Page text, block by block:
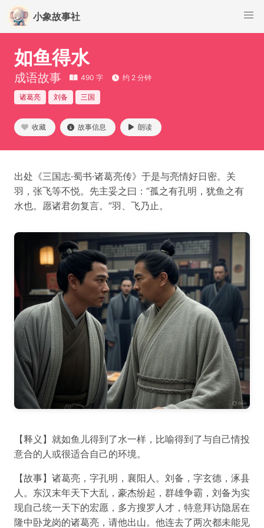
小象故事社
如鱼得水
成语故事 490 字 约 2 分钟
诸葛亮 刘备 三国
收藏 故事信息 朗读
出处《三国志·蜀书·诸葛亮传》于是与亮情好日密。关
羽，张飞等不悦。先主妥之曰：“孤之有孔明，犹鱼之有
水也。愿诸君勿复言。”羽、飞乃止。
【释义】就如鱼儿得到了水一样，比喻得到了与自己情投
意合的人或很适合自己的环境。
【故事】诸葛亮，字孔明，襄阳人。刘备，字玄德，涿县
人。东汉末年天下大乱，豪杰纷起，群雄争霸，刘备为实
现自己统一天下的宏愿，多方搜罗人才，特意拜访隐居在
隆中卧龙岗的诸葛亮，请他出山。他连去了两次都未能见